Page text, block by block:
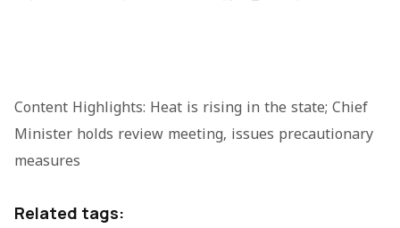
Content Highlights: Heat is rising in the state; Chief
Minister holds review meeting, issues precautionary
measures
Related tags: